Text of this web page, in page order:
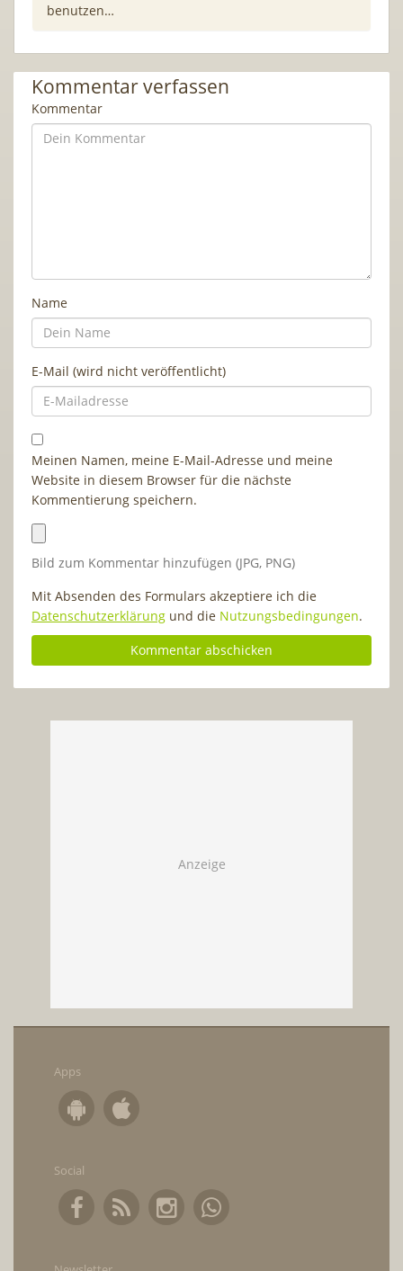
benutzen…
Kommentar verfassen
Kommentar
Name
E-Mail (wird nicht veröffentlicht)
Meinen Namen, meine E-Mail-Adresse und meine
Website in diesem Browser für die nächste
Kommentierung speichern.
Bild zum Kommentar hinzufügen (JPG, PNG)
Mit Absenden des Formulars akzeptiere ich die
Datenschutzerklärung und die Nutzungsbedingungen.
Apps
Social